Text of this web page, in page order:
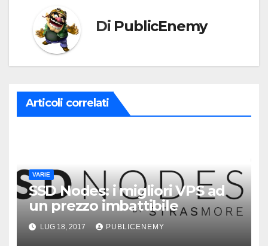
Di PublicEnemy
Articoli correlati
VARIE
SSD Nodes: i migliori VPS ad
un prezzo imbattibile
LUG 18, 2017 PUBLICENEMY